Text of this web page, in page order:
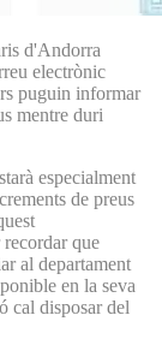
d'Andorra
electrònic
puguin informar
mentre duri
especialment
de preus
que
al departament
en la seva
cal disposar del